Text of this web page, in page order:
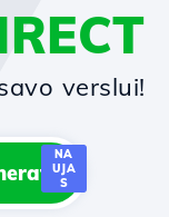
verslui!
NA
UJA
S